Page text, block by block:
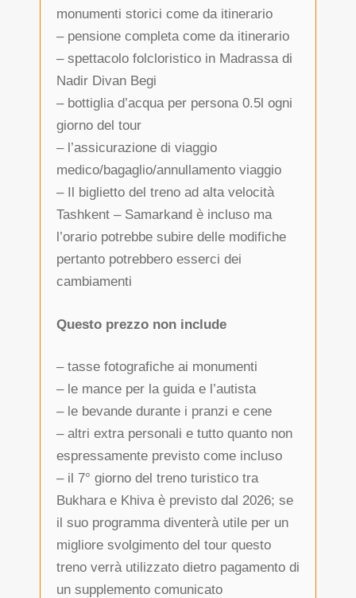
monumenti storici come da itinerario
– pensione completa come da itinerario
– spettacolo folcloristico in Madrassa di
Nadir Divan Begi
– bottiglia d’acqua per persona 0.5l ogni
giorno del tour
– l’assicurazione di viaggio
medico/bagaglio/annullamento viaggio
– Il biglietto del treno ad alta velocità
Tashkent – Samarkand è incluso ma
l’orario potrebbe subire delle modifiche
pertanto potrebbero esserci dei
cambiamenti
Questo prezzo non include
– tasse fotografiche ai monumenti
– le mance per la guida e l’autista
– le bevande durante i pranzi e cene
– altri extra personali e tutto quanto non
espressamente previsto come incluso
– il 7° giorno del treno turistico tra
Bukhara e Khiva è previsto dal 2026; se
il suo programma diventerà utile per un
migliore svolgimento del tour questo
treno verrà utilizzato dietro pagamento di
un supplemento comunicato